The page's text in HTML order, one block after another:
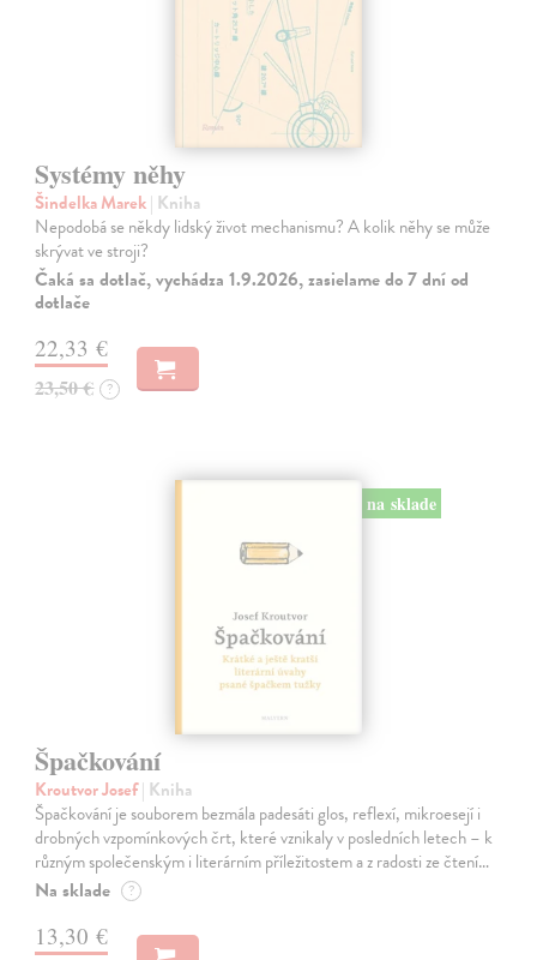
Systémy něhy
Šindelka Marek| Kniha
Nepodobá se někdy lidský život mechanismu? A kolik něhy se může
skrývat ve stroji?
Čaká sa dotlač, vychádza 1.9.2026, zasielame do 7 dní od
dotlače
22,33 €
23,50 € ?
na sklade
Špačkování
Kroutvor Josef| Kniha
Špačkování je souborem bezmála padesáti glos, reflexí, mikroesejí i
drobných vzpomínkových črt, které vznikaly v posledních letech – k
různým společenským i literárním příležitostem a z radosti ze čtení…
Na sklade ?
13,30 €